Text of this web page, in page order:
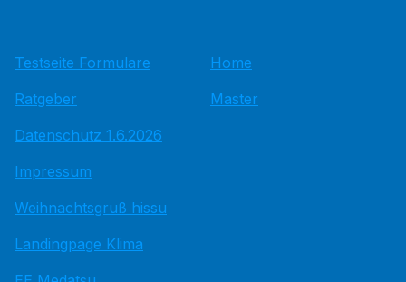
Testseite Formulare
Ratgeber
Datenschutz 1.6.2026
Impressum
Weihnachtsgruß hissu
Landingpage Klima
Home
Master